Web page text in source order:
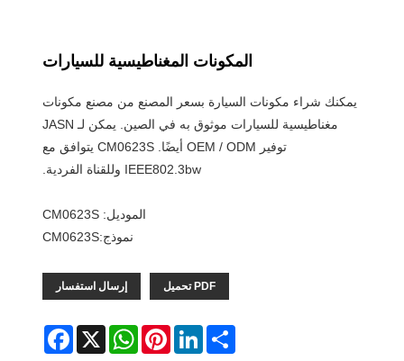
المكونات المغناطيسية للسيارات
يمكنك شراء مكونات السيارة بسعر المصنع من مصنع مكونات
مغناطيسية للسيارات موثوق به في الصين. يمكن لـ JASN
توفير OEM / ODM أيضًا. CM0623S يتوافق مع
IEEE802.3bw وللقناة الفردية.
الموديل: CM0623S
نموذج:CM0623S
إرسال استفسار PDF تحميل
Facebook X
WhatsAppPinterestLinkedInShare